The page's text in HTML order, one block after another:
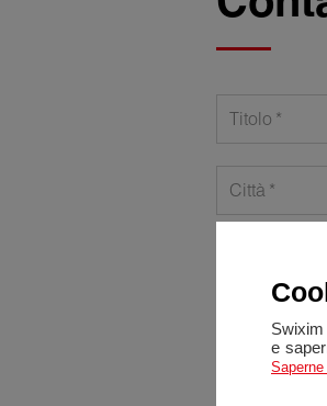
Titolo
Città
e
Saperne